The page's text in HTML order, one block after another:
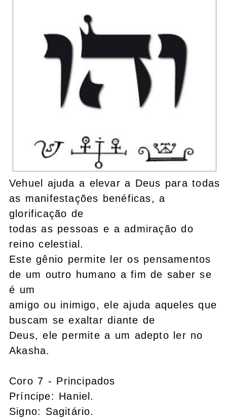
Vehuel ajuda a elevar a Deus para todas
as manifestações benéficas, a
glorificação de
todas as pessoas e a admiração do
reino celestial.
Este gênio permite ler os pensamentos
de um outro humano a fim de saber se
é um
amigo ou inimigo, ele ajuda aqueles que
buscam se exaltar diante de
Deus, ele permite a um adepto ler no
Akasha.
Coro 7 - Principados
Príncipe: Haniel.
Signo: Sagitário.